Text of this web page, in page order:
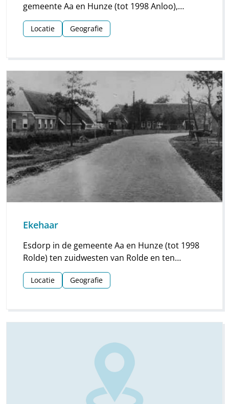
gemeente Aa en Hunze (tot 1998 Anloo),
gelegen ten noordoosten van Eext en Gieten.
Locatie Geografie
Ekehaar
Esdorp in de gemeente Aa en Hunze (tot 1998
Rolde) ten zuidwesten van Rolde en ten
zuidoosten van Assen. Ten zuidwesten ervan
liggen de Ekehaarderesch (bouwland) en het
Locatie Geografie